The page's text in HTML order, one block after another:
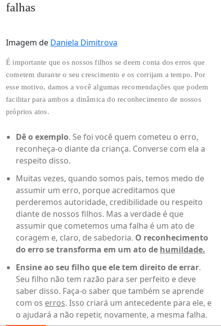
falhas
Imagem de Daniela Dimitrova
É importante que os nossos filhos se deem conta dos erros que
cometem durante o seu crescimento e os corrijam a tempo. Por
esse motivo, damos a você algumas recomendações que podem
facilitar para ambos a dinâmica do reconhecimento de nossos
próprios atos.
Dê o exemplo. Se foi você quem cometeu o erro,
reconheça-o diante da criança. Converse com ela a
respeito disso.
Muitas vezes, quando somos pais, temos medo de
assumir um erro, porque acreditamos que
perderemos autoridade, credibilidade ou respeito
diante de nossos filhos. Mas a verdade é que
assumir que cometemos uma falha é um ato de
coragem e, claro, de sabedoria. O reconhecimento
do erro se transforma em um ato de humildade.
Ensine ao seu filho que ele tem direito de errar.
Seu filho não tem razão para ser perfeito e deve
saber disso. Faça-o saber que também se aprende
com os erros. Isso criará um antecedente para ele, e
o ajudará a não repetir, novamente, a mesma falha.